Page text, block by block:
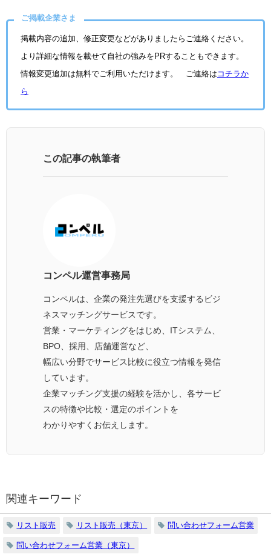
ご掲載企業さま
掲載内容の追加、修正変更などがありましたらご連絡ください。
より詳細な情報を載せて自社の強みをPRすることもできます。
情報変更追加は無料でご利用いただけます。 ご連絡は コチラか
ら
この記事の執筆者
コンペル運営事務局
コンペルは、企業の発注先選びを支援するビジ
ネスマッチングサービスです。
営業・マーケティングをはじめ、ITシステム、
BPO、採用、店舗運営など、
幅広い分野でサービス比較に役立つ情報を発信
しています。
企業マッチング支援の経験を活かし、各サービ
スの特徴や比較・選定のポイントを
わかりやすくお伝えします。
関連キーワード
リスト販売 リスト販売（東京） 問い合わせフォーム営業
問い合わせフォーム営業（東京）